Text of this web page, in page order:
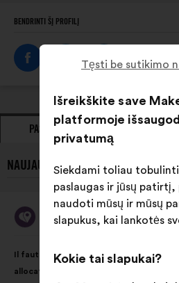
BENDRINTI ŠĮ PROFILĮ
PASIŪLYMAI
NAUJAUSI MA BOUSSOLE AIDANTS
Pasiūlymas:Ma Boussole Aidants
turinys:
Il faut rendre possible le virage
allocation des moyens en faveur des
pasiskirstė
taip:
Tęsti be sutikimo
Išreikškite save
platformoje
privatumą
Siekdami toliau tobulinti
paslaugas ir jūsų patirtį,
naudoti mūsų ir mūsų
slapukus, kai lankotės
Kokie tai slapukai?